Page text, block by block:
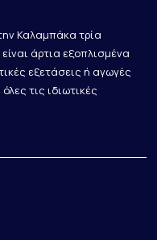
Καλαμπάκα τρία
άρτια εξοπλισμένα
εξετάσεις ή αγωγές
τις ιδιωτικές